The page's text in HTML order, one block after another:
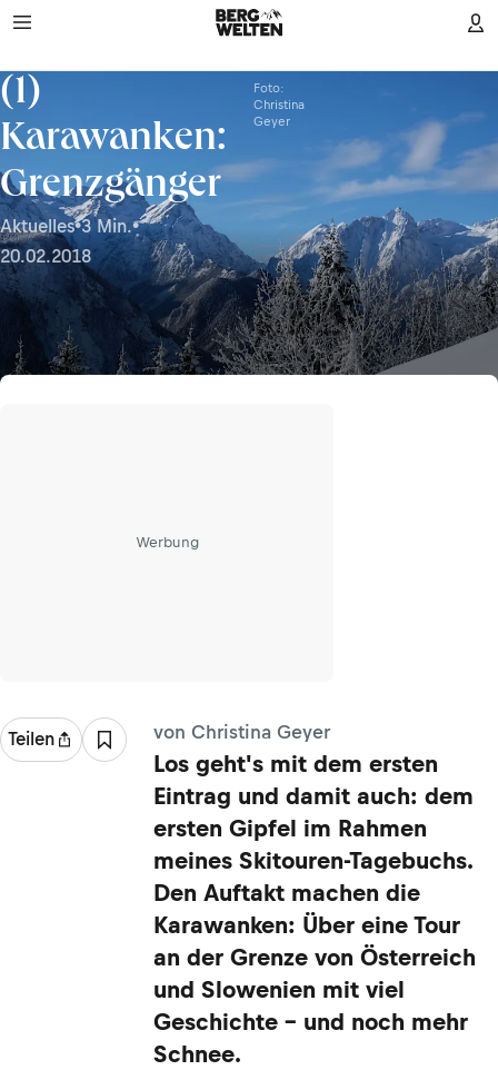
(1)
Karawanken:
Grenzgänger
Aktuelles•3 Min.•
20.02.2018
Foto:
Christina
Geyer
Werbung
Teilen von Christina Geyer
Los geht's mit dem ersten
Eintrag und damit auch: dem
ersten Gipfel im Rahmen
meines Skitouren-Tagebuchs.
Den Auftakt machen die
Karawanken: Über eine Tour
an der Grenze von Österreich
und Slowenien mit viel
Geschichte – und noch mehr
Schnee.